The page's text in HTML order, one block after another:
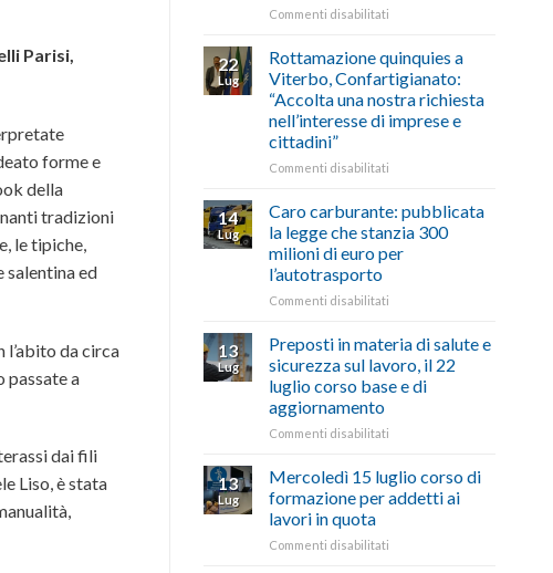
Parisi,
forme e
della
tradizioni
le tipiche,
salentina ed
l’abito da circa
passate a
dai fili
Liso, è stata
artigiani
della
Tuscia
Commenti disabilitati
alla
Pila,
De
Simone:
(Confartigianato):
ascoltare,
non
si
con
battute
ironiche
22
Lug
Rottamazione quinquies a
Viterbo, Confartigianato:
“Accolta una nostra richiesta
nell’interesse di imprese e
cittadini”
Commenti disabilitati
quinquies
Viterbo,
Confartigianato:
richiesta
nell’interesse
di
imprese
14
Lug
Caro carburante: pubblicata
la legge che stanzia 300
milioni di euro per
l’autotrasporto
Commenti disabilitati
carburante:
la
legge
milioni
di
euro
13
Lug
Preposti in materia di salute e
sicurezza sul lavoro, il 22
luglio corso base e di
aggiornamento
Commenti disabilitati
materia
di
13
Lug
Mercoledì 15 luglio corso di
formazione per addetti ai
lavori in quota
Commenti disabilitati